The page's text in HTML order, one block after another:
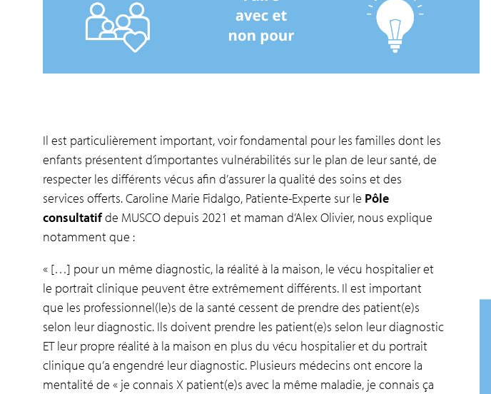
Il est particulièrement important, voir fondamental pour les familles dont les
enfants présentent d’importantes vulnérabilités sur le plan de leur santé, de
respecter les différents vécus afin d’assurer la qualité des soins et des
services offerts. Caroline Marie Fidalgo, Patiente-Experte sur le Pôle
consultatifde MUSCO depuis 2021 et maman d’Alex Olivier, nous explique
notamment que :
« […] pour un même diagnostic, la réalité à la maison, le vécu hospitalier et
le portrait clinique peuvent être extrêmement différents. Il est important
que les professionnel(le)s de la santé cessent de prendre des patient(e)s
selon leur diagnostic. Ils doivent prendre les patient(e)s selon leur diagnostic
ET leur propre réalité à la maison en plus du vécu hospitalier et du portrait
clinique qu’a engendré leur diagnostic. Plusieurs médecins ont encore la
mentalité de « je connais X patient(e)s avec la même maladie, je connais ça